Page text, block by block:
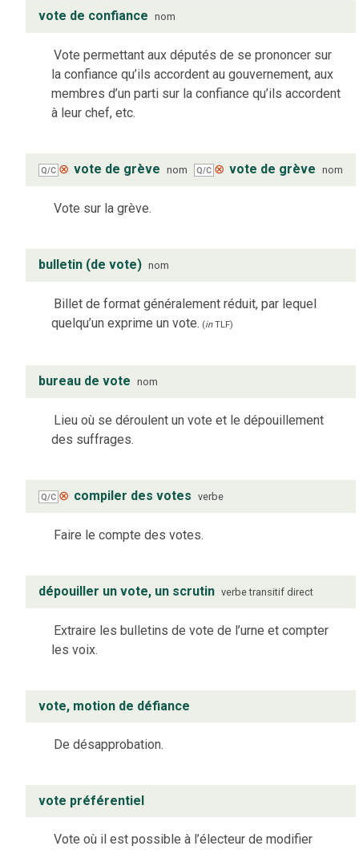
vote de confiance nom
Vote permettant aux députés de se prononcer sur
la confiance qu’ils accordent au gouvernement, aux
membres d’un parti sur la confiance qu’ils accordent
à leur chef, etc.
Q/C ⊗ vote de grève nom Q/C ⊗ vote de grève nom
Vote sur la grève.
bulletin (de vote) nom
Billet de format généralement réduit, par lequel
quelqu’un exprime un vote. (inTLF)
bureau de vote nom
Lieu où se déroulent un vote et le dépouillement
des suffrages.
Q/C ⊗ compiler des votes verbe
Faire le compte des votes.
dépouiller un vote, un scrutin verbe transitif direct
Extraire les bulletins de vote de l’urne et compter
les voix.
vote, motion de défiance
De désapprobation.
vote préférentiel
Vote où il est possible à l’électeur de modifier